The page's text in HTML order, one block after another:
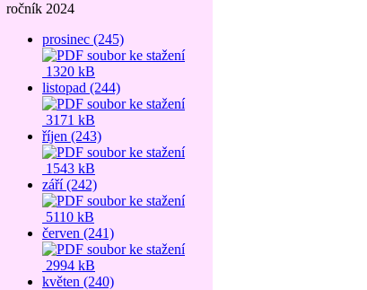
ročník 2024
prosinec (245)
1320 kB
listopad (244)
3171 kB
říjen (243)
1543 kB
září (242)
5110 kB
červen (241)
2994 kB
květen (240)